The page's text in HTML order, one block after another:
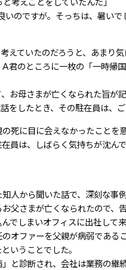
ですが。そっちは、暑いで
えていたのだろうと、あまり気
君のところに一枚の「一時帰
お母さまが亡くなられた旨が
をしたとき、その駐在員は、
死に目に会えなかったことを
員は、しばらく気持ちが沈ん
人から聞いた話で、深刻な事例
父さまが亡くなられたので、
でしまいオフィスに出社して
オファーを父親が病弱である
いうことでした。
と診断され、会社は業務の継